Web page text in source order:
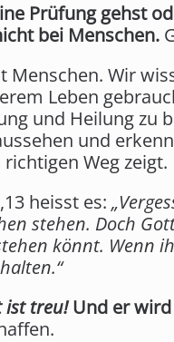
Prüfung gehst
bei Menschen.
Menschen. Wir
Leben
und Heilung zu
und
Weg zeigt.
heisst es:
stehen. Doch
könnt. Wenn
ist treu!Und er wird